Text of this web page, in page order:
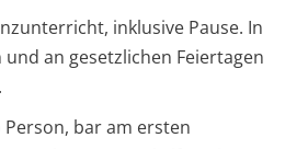
inklusive Pause. In
an gesetzlichen Feiertagen
Person, bar am ersten